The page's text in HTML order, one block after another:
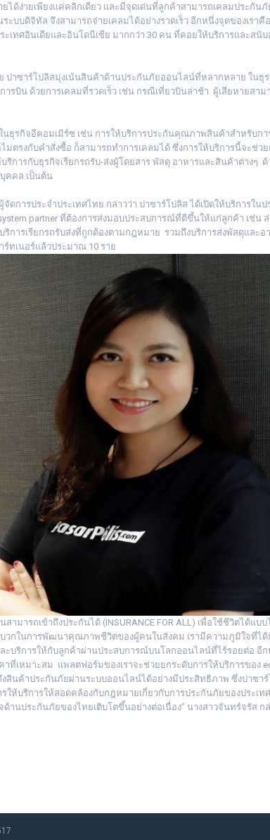
ได้ง่ายเพียงแค่คลิกเดียว และมีจุดเด่นที่ลูกค้าสามารถเคลมประกันภั
ระบบดิจิทัล จึงสามารถจ่ายเคลมได้อย่างรวดเร็ว อีกหนึ่งจุดของเรา
เทศอินเดียและอินโดนีเซีย มากกว่า 30 คน ที่คอยให้บริการและสนั
ปาซาร์โปลิสมุ่งเน้นสินค้าด้านประกันภัยออนไลน์ที่หลากหลาย ในธุร
ารบิน ด้วยการเคลมที่รวดเร็ว เช่น กรณีเที่ยวบินล่าช้า ผู้เสียหายสา
นธุรกิจอีคอมเมิร์ซ เช่น การให้บริการประกันคุณภาพสินค้าสำหรับก
ม่ตรงกับคำสั่งซื้อ ก็สามารถทำการเคลมได้ ซึ่งการให้บริการนี้จะช่ว
การกับธุรกิจเรียกรถรับ-ส่งผู้โดยสาร พัสดุ อาหารและสินค้าต่างๆ
คคล เป็นต้น
การประจำประเทศไทย กล่าวว่า ปาซาร์โปลิส ได้เปิดให้บริการในป
partner ที่ต้องการส่งมอบประสบการณ์ที่ดีขึ้นให้แก่ลูกค้า เช่น
ริการเรียกรถรับส่งที่ถูกต้องตามกฎหมาย รวมถึงบริการส่งพัสดุและ
ทเนอร์แล้วประมาณ 10 ราย
ามารถเข้าถึงประกันได้ (INSURANCE FOR ALL) เพื่อใช้ชีวิตได้แบ
บวกในการพัฒนาคุณภาพชีวิตของผู้คนในสังคม เรามีความภูมิใจที่ไ
บริการให้กับลูกค้าผ่านประสบการณ์บนโลกออนไลน์ที่ไร้รอยต่อ อีก
ที่เหมาะสม แพลตฟอร์มของเราจะช่วยยกระดับการให้บริการของ
สินค้าประกันภัยผ่านระบบออนไลน์ได้อย่างมีประสิทธิภาพ ซึ่งปาซา
ให้บริการให้สอดคล้องกับกฎหมายเกี่ยวกับการประกันภัยของประเท
ด้านประกันภัยของไทยเติบโตขึ้นอย่างต่อเนื่อง” นางสาวจันทร์จรัส ก